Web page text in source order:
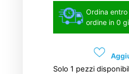
Ordina
ordine in 0
Solo 1 pezzi